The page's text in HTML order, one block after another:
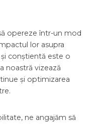
opereze într-un mod
lor asupra
conștientă este o
noastră vizează
și optimizarea
ne angajăm să